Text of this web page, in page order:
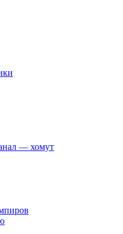
— хомут